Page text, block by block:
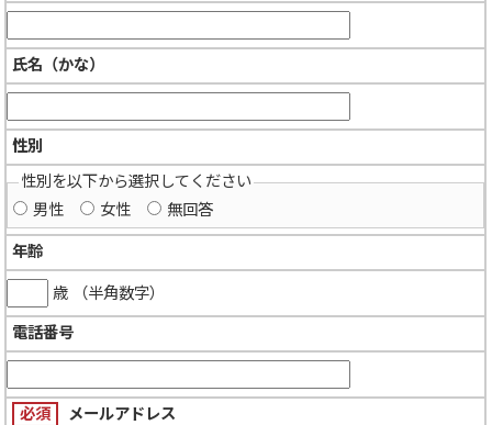
氏名（かな）
性別
性別を以下から選択してください
男性
女性 無回答
年齢
歳 （半角数字）
電話番号
必須 メールアドレス